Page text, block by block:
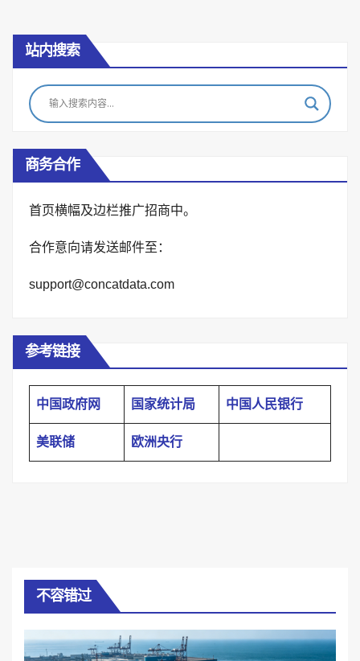
站内搜索
商务合作
首页横幅及边栏推广招商中。
合作意向请发送邮件至：
support@concatdata.com
参考链接
中国政府网 国家统计局 中国人民银行
美联储 欧洲央行
不容错过